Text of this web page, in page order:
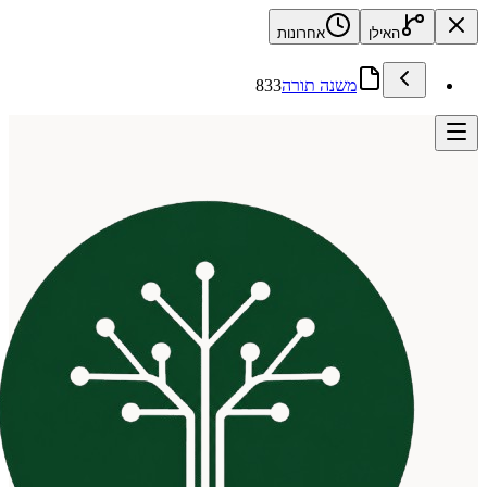
האילן אחרונות
משנה תורה833